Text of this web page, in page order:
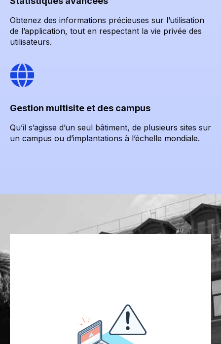
Obtenez des informations précieuses sur l’utilisation
de l’application, tout en respectant la vie privée des
utilisateurs.
Gestion multisite et des campus
Qu’il s’agisse d’un seul bâtiment, de plusieurs sites sur
un campus ou d’implantations à l’échelle mondiale.